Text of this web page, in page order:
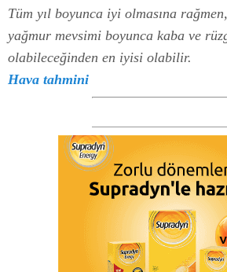
Tüm yıl boyunca iyi olmasına
yağmur mevsimi boyunca kaba ve
olabileceğinden en iyisi olabilir.
Hava tahmini